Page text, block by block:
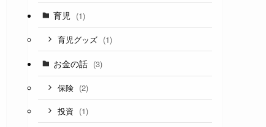
育児 (1)
育児グッズ (1)
お金の話 (3)
保険 (2)
投資 (1)